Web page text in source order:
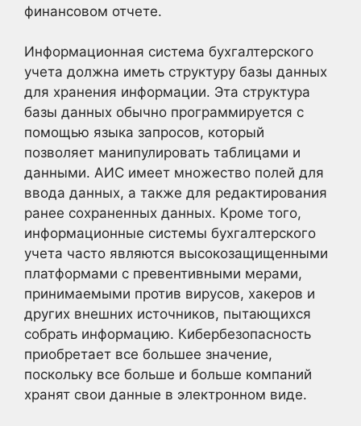
финансовом отчете.
Информационная система бухгалтерского
учета должна иметь структуру базы данных
для хранения информации. Эта структура
базы данных обычно программируется с
помощью языка запросов, который
позволяет манипулировать таблицами и
данными. АИС имеет множество полей для
ввода данных, а также для редактирования
ранее сохраненных данных. Кроме того,
информационные системы бухгалтерского
учета часто являются высокозащищенными
платформами с превентивными мерами,
принимаемыми против вирусов, хакеров и
других внешних источников, пытающихся
собрать информацию. Кибербезопасность
приобретает все большее значение,
поскольку все больше и больше компаний
хранят свои данные в электронном виде.